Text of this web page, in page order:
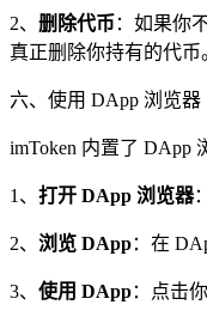
2、 删除代币 ：如果你
真正删除你持有的代币
六、使用 DApp 浏览器
imToken 内置了 DApp
1、 打开 DApp 浏览器
2、 浏览 DApp：在
3、 使用 DApp：点击